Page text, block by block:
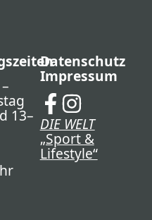
13–
Datenschutz
Impressum
DIE WELT
„Sport &
Lifestyle“